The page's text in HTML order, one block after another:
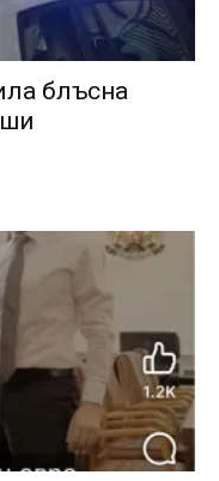
блъсна